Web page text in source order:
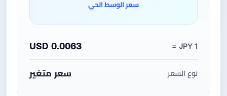
سعر الوسط الحي
1 JPY =
0.0063 USD
نوع السعر سعر متغير